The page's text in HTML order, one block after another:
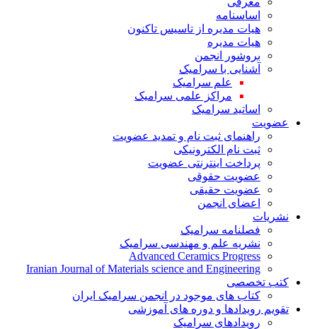
اساسنامه
هیات مدیره از تاسیس تاکنون
هیات مدیره
بروشور انجمن
آشنایی با سرامیک
علم سرامیک
مراکز علمی سرامیک
اساتید سرامیک
عضویت
راهنمای ثبت نام و تمدید عضویت
ثبت نام الکترونیکی
پرداخت اینترنتی عضویت
عضویت حقوقی
عضویت حقیقی
اعضای انجمن
نشریات
فصلنامه سرامیک
نشریه علم و مهندسی سرامیک
Advanced Ceramics Progress
Iranian Journal of Materials science and Engineering
کتب تخصصی
کتاب های موجود در انجمن سرامیک ایران
تقویم رویدادها و دوره های آموزشی
رویدادهای سرامیک